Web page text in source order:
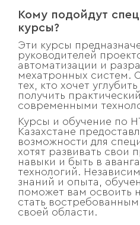
Кому подойдут
курсы?
Эти курсы
руководителей
автоматизации и
мехатронных систем.
тех, кто хочет
получить
современными
Курсы и обучение по
Казахстане
возможности для
хотят развивать свои
навыки и быть в
технологий.
знаний и опыта,
поможет вам освоить
стать
своей области.